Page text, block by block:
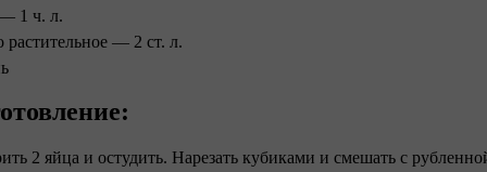
1 ч. л.
растительное — 2 ст. л.
2 яйца и остудить. Нарезать кубиками и смешать с